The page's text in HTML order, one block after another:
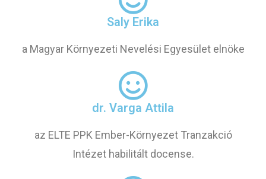
Saly Erika
a Magyar Környezeti Nevelési Egyesület elnöke
dr. Varga Attila
az ELTE PPK Ember-Környezet Tranzakció
Intézet habilitált docense.